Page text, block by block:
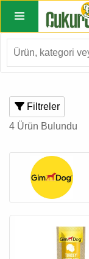
Filtreler
4 Ürün Bulundu